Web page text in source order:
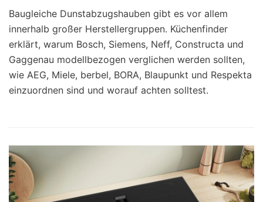
Baugleiche Dunstabzugshauben gibt es vor allem
innerhalb großer Herstellergruppen. Küchenfinder
erklärt, warum Bosch, Siemens, Neff, Constructa und
Gaggenau modellbezogen verglichen werden sollten,
wie AEG, Miele, berbel, BORA, Blaupunkt und Respekta
einzuordnen sind und worauf achten solltest.